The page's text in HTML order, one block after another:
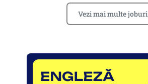
Vezi mai multe joburi